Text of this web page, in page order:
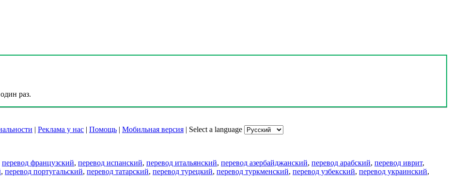
раз.
| Реклама у нас | Помощь | Мобильная версия | Select a language
перевод французский, перевод испанский, перевод итальянский, перевод азербайджанский, перевод арабский, перевод иврит,
, перевод португальский, перевод татарский, перевод турецкий, перевод туркменский, перевод узбекский, перевод украинский,